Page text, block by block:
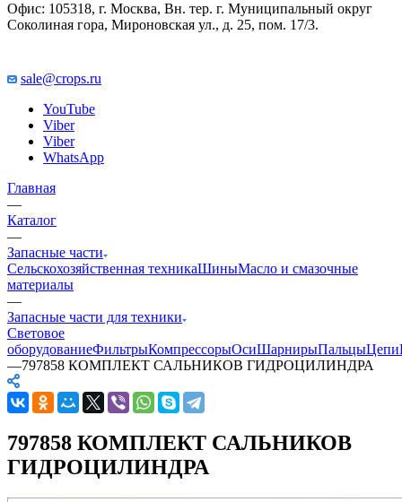
Офис: 105318, г. Москва, Вн. тер. г. Муниципальный округ
Соколиная гора, Мироновская ул., д. 25, пом. 17/3.
sale@crops.ru
YouTube
Viber
Viber
WhatsApp
Главная
—
Каталог
—
Запасные части
Сельскохозяйственная техникаШиныМасло и смазочные
материалы
—
Запасные части для техники
Световое
оборудованиеФильтрыКомпрессорыОсиШарнирыПальцыЦепи
—797858 КОМПЛЕКТ САЛЬНИКОВ ГИДРОЦИЛИНДРА
797858 КОМПЛЕКТ САЛЬНИКОВ
ГИДРОЦИЛИНДРА